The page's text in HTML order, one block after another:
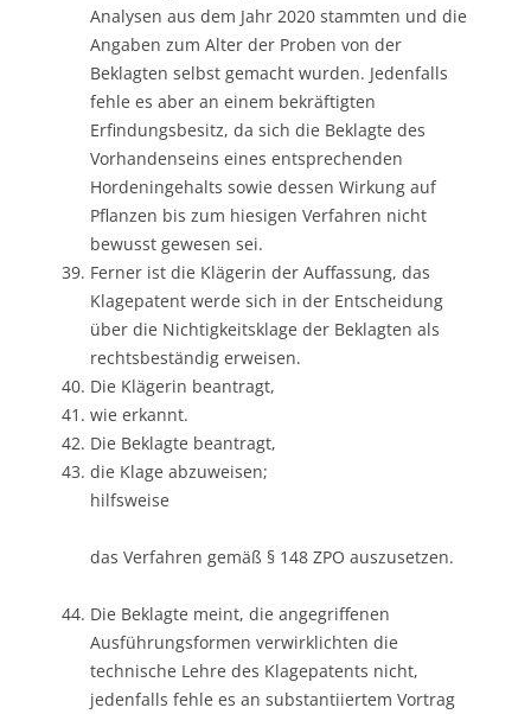
Analysen aus dem Jahr 2020 stammten und die
Angaben zum Alter der Proben von der
Beklagten selbst gemacht wurden. Jedenfalls
fehle es aber an einem bekräftigten
Erfindungsbesitz, da sich die Beklagte des
Vorhandenseins eines entsprechenden
Hordeningehalts sowie dessen Wirkung auf
Pflanzen bis zum hiesigen Verfahren nicht
bewusst gewesen sei.
Ferner ist die Klägerin der Auffassung, das
Klagepatent werde sich in der Entscheidung
über die Nichtigkeitsklage der Beklagten als
rechtsbeständig erweisen.
Die Klägerin beantragt,
wie erkannt.
Die Beklagte beantragt,
die Klage abzuweisen;
hilfsweise
das Verfahren gemäß § 148 ZPO auszusetzen.
Die Beklagte meint, die angegriffenen
Ausführungsformen verwirklichten die
technische Lehre des Klagepatents nicht,
jedenfalls fehle es an substantiiertem Vortrag